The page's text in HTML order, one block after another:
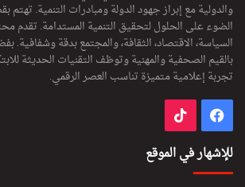
والدولية مع إبراز جهود الدولة ومبادرات التنمية. تهتم
الضوء على الحلول لتحقيق التنمية المستدامة. تقدم
السياسة، الاقتصاد، الثقافة، والمجتمع بدقة
بالقيم الصحفية والمهنية وتوظف التقنيات الحديثة
تجربة إعلامية متميزة تناسب العصر الرقمي.
فيسبوك
للإشهار في الموقع